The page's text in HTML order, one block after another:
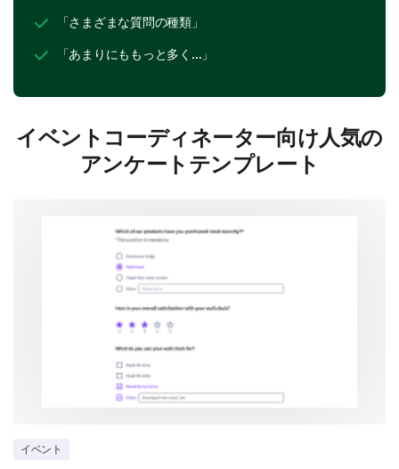
「さまざまな質問の種類」
「あまりにももっと多く…」
イベントコーディネーター向け人気の
アンケートテンプレート
イベント